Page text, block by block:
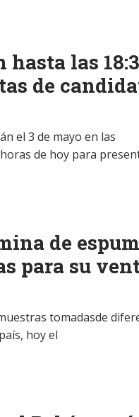
las
de
el 3 de mayo en las
de hoy para
de
para su
tomadasde
hoy el